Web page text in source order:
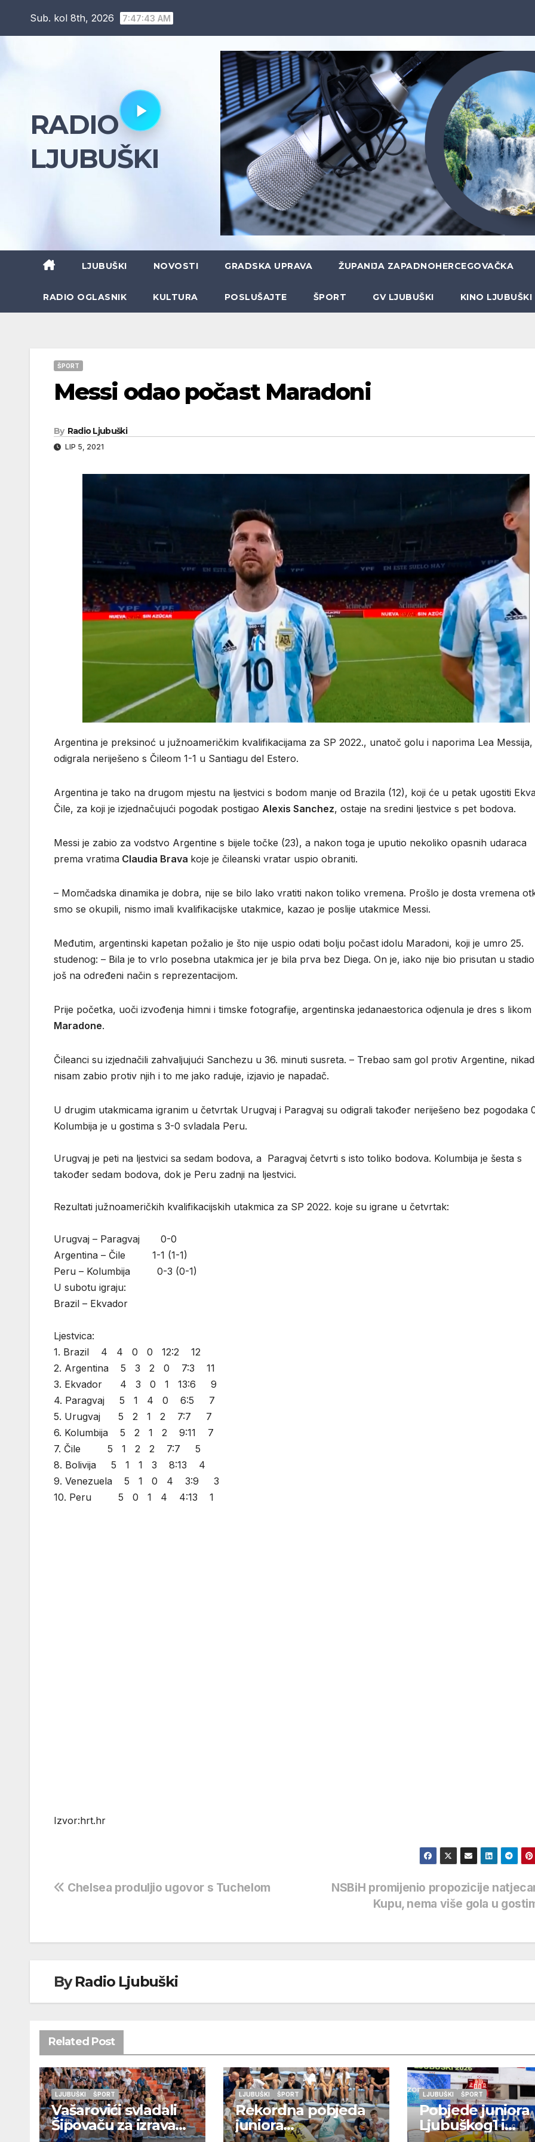
Sub. kol 8th, 2026 7:47:44 AM
RADIO
LJUBUŠKI
LJUBUŠKI NOVOSTI GRADSKA UPRAVA ŽUPANIJA ZAPADNOHERCEGOVAČKA
RADIO OGLASNIK KULTURA POSLUŠAJTE ŠPORT GV LJUBUŠKI KINO LJUBUŠKI
ŠPORT
Messi odao počast Maradoni
By Radio Ljubuški
LIP 5, 2021
Argentina je preksinoć u južnoameričkim kvalifikacijama za SP 2022., unatoč golu i naporima Lea Messija,
odigrala neriješeno s Čileom 1-1 u Santiagu del Estero.
Argentina je tako na drugom mjestu na ljestvici s bodom manje od Brazila (12), koji će u petak ugostiti
Čile, za koji je izjednačujući pogodak postigao Alexis Sanchez, ostaje na sredini ljestvice s pet bodova.
Messi je zabio za vodstvo Argentine s bijele točke (23), a nakon toga je uputio nekoliko opasnih udaraca
prema vratima Claudia Brava koje je čileanski vratar uspio obraniti.
– Momčadska dinamika je dobra, nije se bilo lako vratiti nakon toliko vremena. Prošlo je dosta vremena
smo se okupili, nismo imali kvalifikacijske utakmice, kazao je poslije utakmice Messi.
Međutim, argentinski kapetan požalio je što nije uspio odati bolju počast idolu Maradoni, koji je umro 25.
studenog: – Bila je to vrlo posebna utakmica jer je bila prva bez Diega. On je, iako nije bio prisutan u
još na određeni način s reprezentacijom.
Prije početka, uoči izvođenja himni i timske fotografije, argentinska jedanaestorica odjenula je dres s likom
Maradone.
Čileanci su izjednačili zahvaljujući Sanchezu u 36. minuti susreta. – Trebao sam gol protiv Argentine,
nisam zabio protiv njih i to me jako raduje, izjavio je napadač.
U drugim utakmicama igranim u četvrtak Urugvaj i Paragvaj su odigrali također neriješeno bez pogodaka
Kolumbija je u gostima s 3-0 svladala Peru.
Urugvaj je peti na ljestvici sa sedam bodova, a Paragvaj četvrti s isto toliko bodova. Kolumbija je šesta s
također sedam bodova, dok je Peru zadnji na ljestvici.
Rezultati južnoameričkih kvalifikacijskih utakmica za SP 2022. koje su igrane u četvrtak:
Urugvaj – Paragvaj 0-0
Argentina – Čile 1-1 (1-1)
Peru – Kolumbija 0-3 (0-1)
U subotu igraju:
Brazil – Ekvador
Ljestvica:
1. Brazil 4 4 0 0 12:2 12
2. Argentina 5 3 2 0 7:3 11
3. Ekvador 4 3 0 1 13:6 9
4. Paragvaj 5 1 4 0 6:5 7
5. Urugvaj 5 2 1 2 7:7 7
6. Kolumbija 5 2 1 2 9:11 7
7. Čile 5 1 2 2 7:7 5
8. Bolivija 5 1 1 3 8:13 4
9. Venezuela 5 1 0 4 3:9 3
10. Peru 5 0 1 4 4:13 1
Izvor:hrt.hr
Navigacija
NSBiH promijenio propozicije
Kupu, nema više gola u
Chelsea produljio ugovor s Tuchelom
ByRadio Ljubuški
Related Post
LJUBUŠKI ŠPORT
Vašarovići svladali
Šipovaču za izravan
LJUBUŠKI ŠPORT
Rekordna pobjeda
juniora
LJUBUŠKI ŠPORT
Pobjede juniora
Ljubuškog1 i